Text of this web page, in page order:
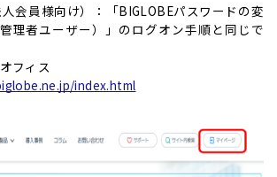
会員様向け）：「BIGLOBEパスワードの変
理者ユーザー）」のログオン手順と同じで
フィス
index.html